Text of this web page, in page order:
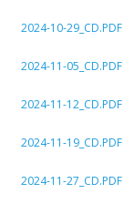
2024-10-29_CD.PDF
2024-11-05_CD.PDF
2024-11-12_CD.PDF
2024-11-19_CD.PDF
2024-11-27_CD.PDF